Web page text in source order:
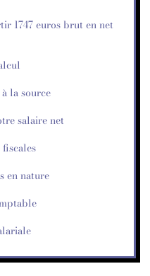
1747 euros brut en net
la source
salaire net
en nature